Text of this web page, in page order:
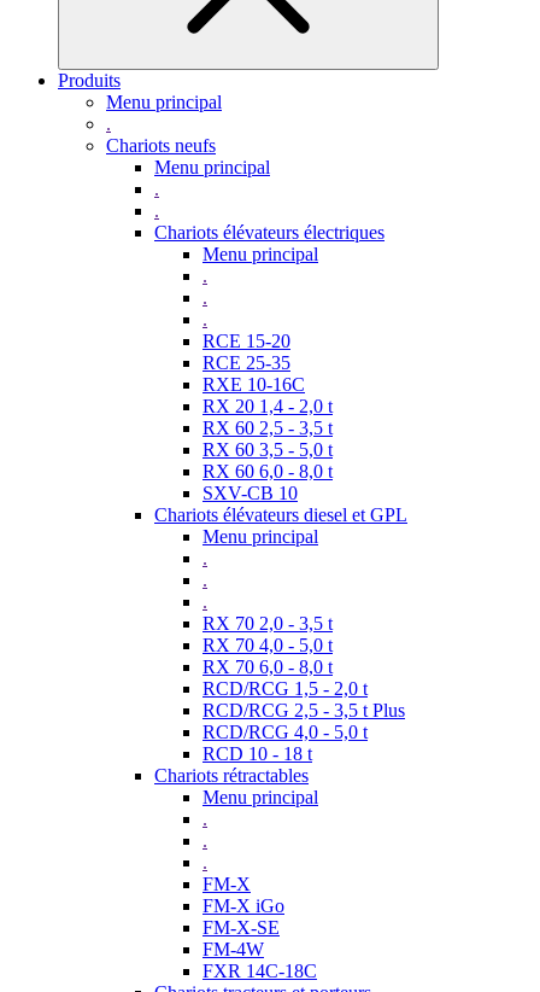
Produits
Menu principal
.
Chariots neufs
Menu principal
.
.
Chariots élévateurs électriques
Menu principal
.
.
.
RCE 15-20
RCE 25-35
RXE 10-16C
RX 20 1,4 - 2,0 t
RX 60 2,5 - 3,5 t
RX 60 3,5 - 5,0 t
RX 60 6,0 - 8,0 t
SXV-CB 10
Chariots élévateurs diesel et GPL
Menu principal
.
.
.
RX 70 2,0 - 3,5 t
RX 70 4,0 - 5,0 t
RX 70 6,0 - 8,0 t
RCD/RCG 1,5 - 2,0 t
RCD/RCG 2,5 - 3,5 t Plus
RCD/RCG 4,0 - 5,0 t
RCD 10 - 18 t
Chariots rétractables
Menu principal
.
.
.
FM-X
FM-X iGo
FM-X-SE
FM-4W
FXR 14C-18C